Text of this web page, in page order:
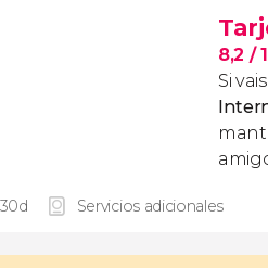
8,2 /
Si
Servicios adicionales